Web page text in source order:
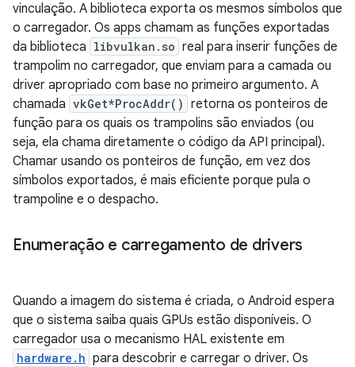
vinculação. A biblioteca exporta os mesmos símbolos que
o carregador. Os apps chamam as funções exportadas
da biblioteca libvulkan.so real para inserir funções de
trampolim no carregador, que enviam para a camada ou
driver apropriado com base no primeiro argumento. A
chamada vkGet*ProcAddr() retorna os ponteiros de
função para os quais os trampolins são enviados (ou
seja, ela chama diretamente o código da API principal).
Chamar usando os ponteiros de função, em vez dos
símbolos exportados, é mais eficiente porque pula o
trampoline e o despacho.
Enumeração e carregamento de drivers
Quando a imagem do sistema é criada, o Android espera
que o sistema saiba quais GPUs estão disponíveis. O
carregador usa o mecanismo HAL existente em
hardware.h para descobrir e carregar o driver. Os